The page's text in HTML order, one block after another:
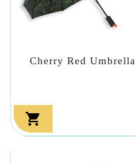
Cherry Red Umbrella
